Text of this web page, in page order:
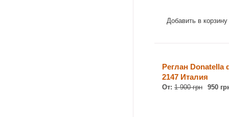
Добавить в корзину
Реглан Donatella
2147 Италия
От: 1 900 грн 950